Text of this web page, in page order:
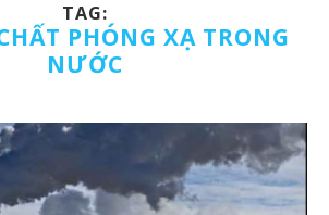
TAG:
PHÓNG XẠ TRONG
NƯỚC